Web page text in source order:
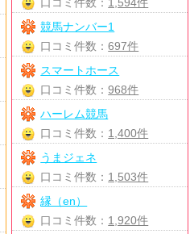
競馬ナンバー1
口コミ件数：697件
スマートホース
口コミ件数：968件
ハーレム競馬
口コミ件数： 1,400件
うまジェネ
口コミ件数： 1,503件
縁（en）
口コミ件数： 1,920件